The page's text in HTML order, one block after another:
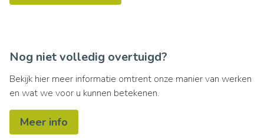
Nog niet volledig overtuigd?
Bekijk hier meer informatie omtrent onze manier van werken
en wat we voor u kunnen betekenen.
Meer info